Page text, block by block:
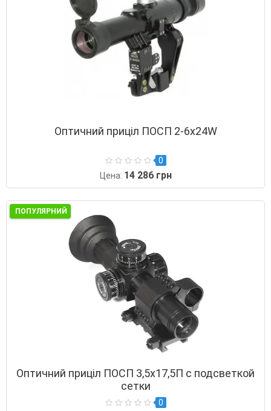
Оптичний приціл ПОСП 2-6х24W
0
Цена: 14 286 грн
ПОПУЛЯРНИЙ
Оптичний приціл ПОСП 3,5х17,5П с подсветкой
сетки
0